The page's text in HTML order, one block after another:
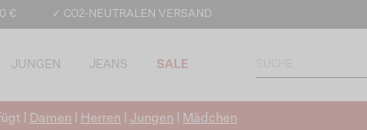
€ ✓ CO2-NEUTRALEN VERSAND
JUNGEN JEANS SALE
| Damen Herren Jungen Mädchen